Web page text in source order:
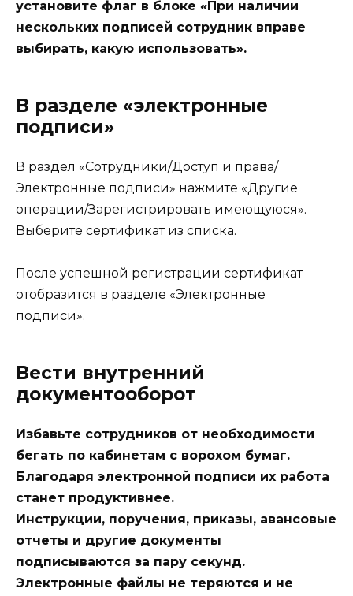
установите флаг в блоке «При наличии
нескольких подписей сотрудник вправе
выбирать, какую использовать».
В разделе «электронные
подписи»
В раздел «Сотрудники/Доступ и права/
Электронные подписи» нажмите «Другие
операции/Зарегистрировать имеющуюся».
Выберите сертификат из списка.
После успешной регистрации сертификат
отобразится в разделе «Электронные
подписи».
Вести внутренний
документооборот
Избавьте сотрудников от необходимости
бегать по кабинетам с ворохом бумаг.
Благодаря электронной подписи их работа
станет продуктивнее.
Инструкции, поручения, приказы, авансовые
отчеты и другие документы
подписываются за пару секунд.
Электронные файлы не теряются и не